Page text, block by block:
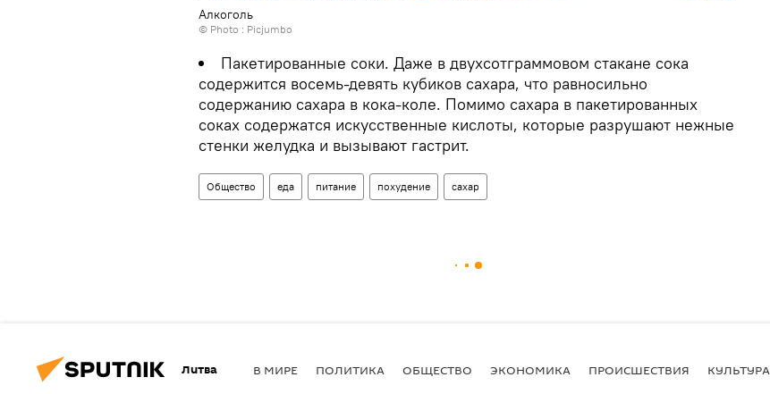
Алкоголь
© Photo : Picjumbo
Пакетированные соки. Даже в двухсотграммовом стакане сока
содержится восемь-девять кубиков сахара, что равносильно
содержанию сахара в кока-коле. Помимо сахара в пакетированных
соках содержатся искусственные кислоты, которые разрушают нежные
стенки желудка и вызывают гастрит.
Общество еда питание похудение сахар
Литва В МИРЕ ПОЛИТИКА ОБЩЕСТВО ЭКОНОМИКА ПРОИСШЕСТВИЯ КУЛЬТУРА